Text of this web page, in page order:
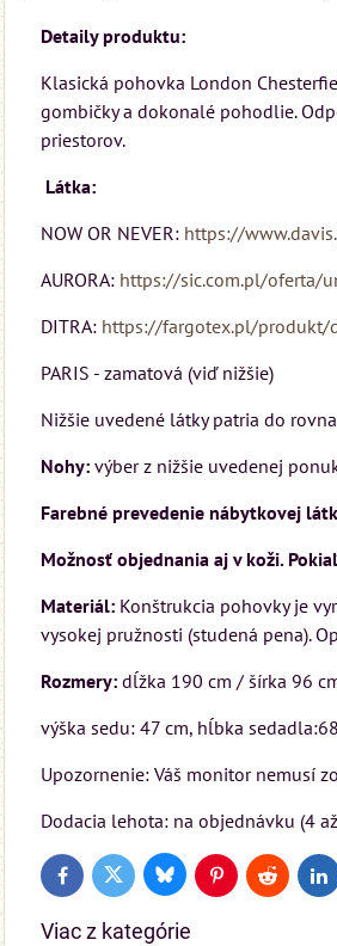
Detaily produktu:
Klasická pohovka London
gombičky a dokonalé pohodlie.
priestorov.
Látka:
NOW OR NEVER: https://
AURORA: https://sic.com.pl/oferta/
DITRA: https://fargotex.pl/produkt/
PARIS - zamatová (viď nižšie)
Nižšie uvedené látky patria do
Nohy: výber z nižšie uvedenej
Farebné prevedenie nábytkovej
Možnosť objednania aj v koži.
Materiál: Konštrukcia pohovky je
vysokej pružnosti (studená pena).
Rozmery: dĺžka 190 cm / šírka 96
výška sedu: 47 cm, hĺbka
Upozornenie: Váš monitor nemusí
Dodacia lehota: na objednávku (4
FacebookTwitter BlueskyPinterestReddit
Viac z kategórie
CHESTER -
VÝPREDAJ
VÝSTAVNÉHO KUSU
Pre milovníkov klasickej
elegancie kreslo a
pohovka LONDON
599 €
elegancie
ks